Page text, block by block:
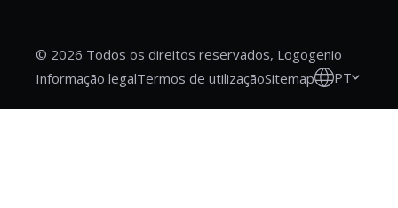
© 2026 Todos os direitos reservados, Logogenio
Informação legalTermos de utilizaçãoSitemap PT